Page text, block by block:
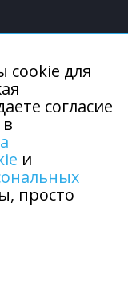
центр
данных
—
cookie для
согласие
и
просто